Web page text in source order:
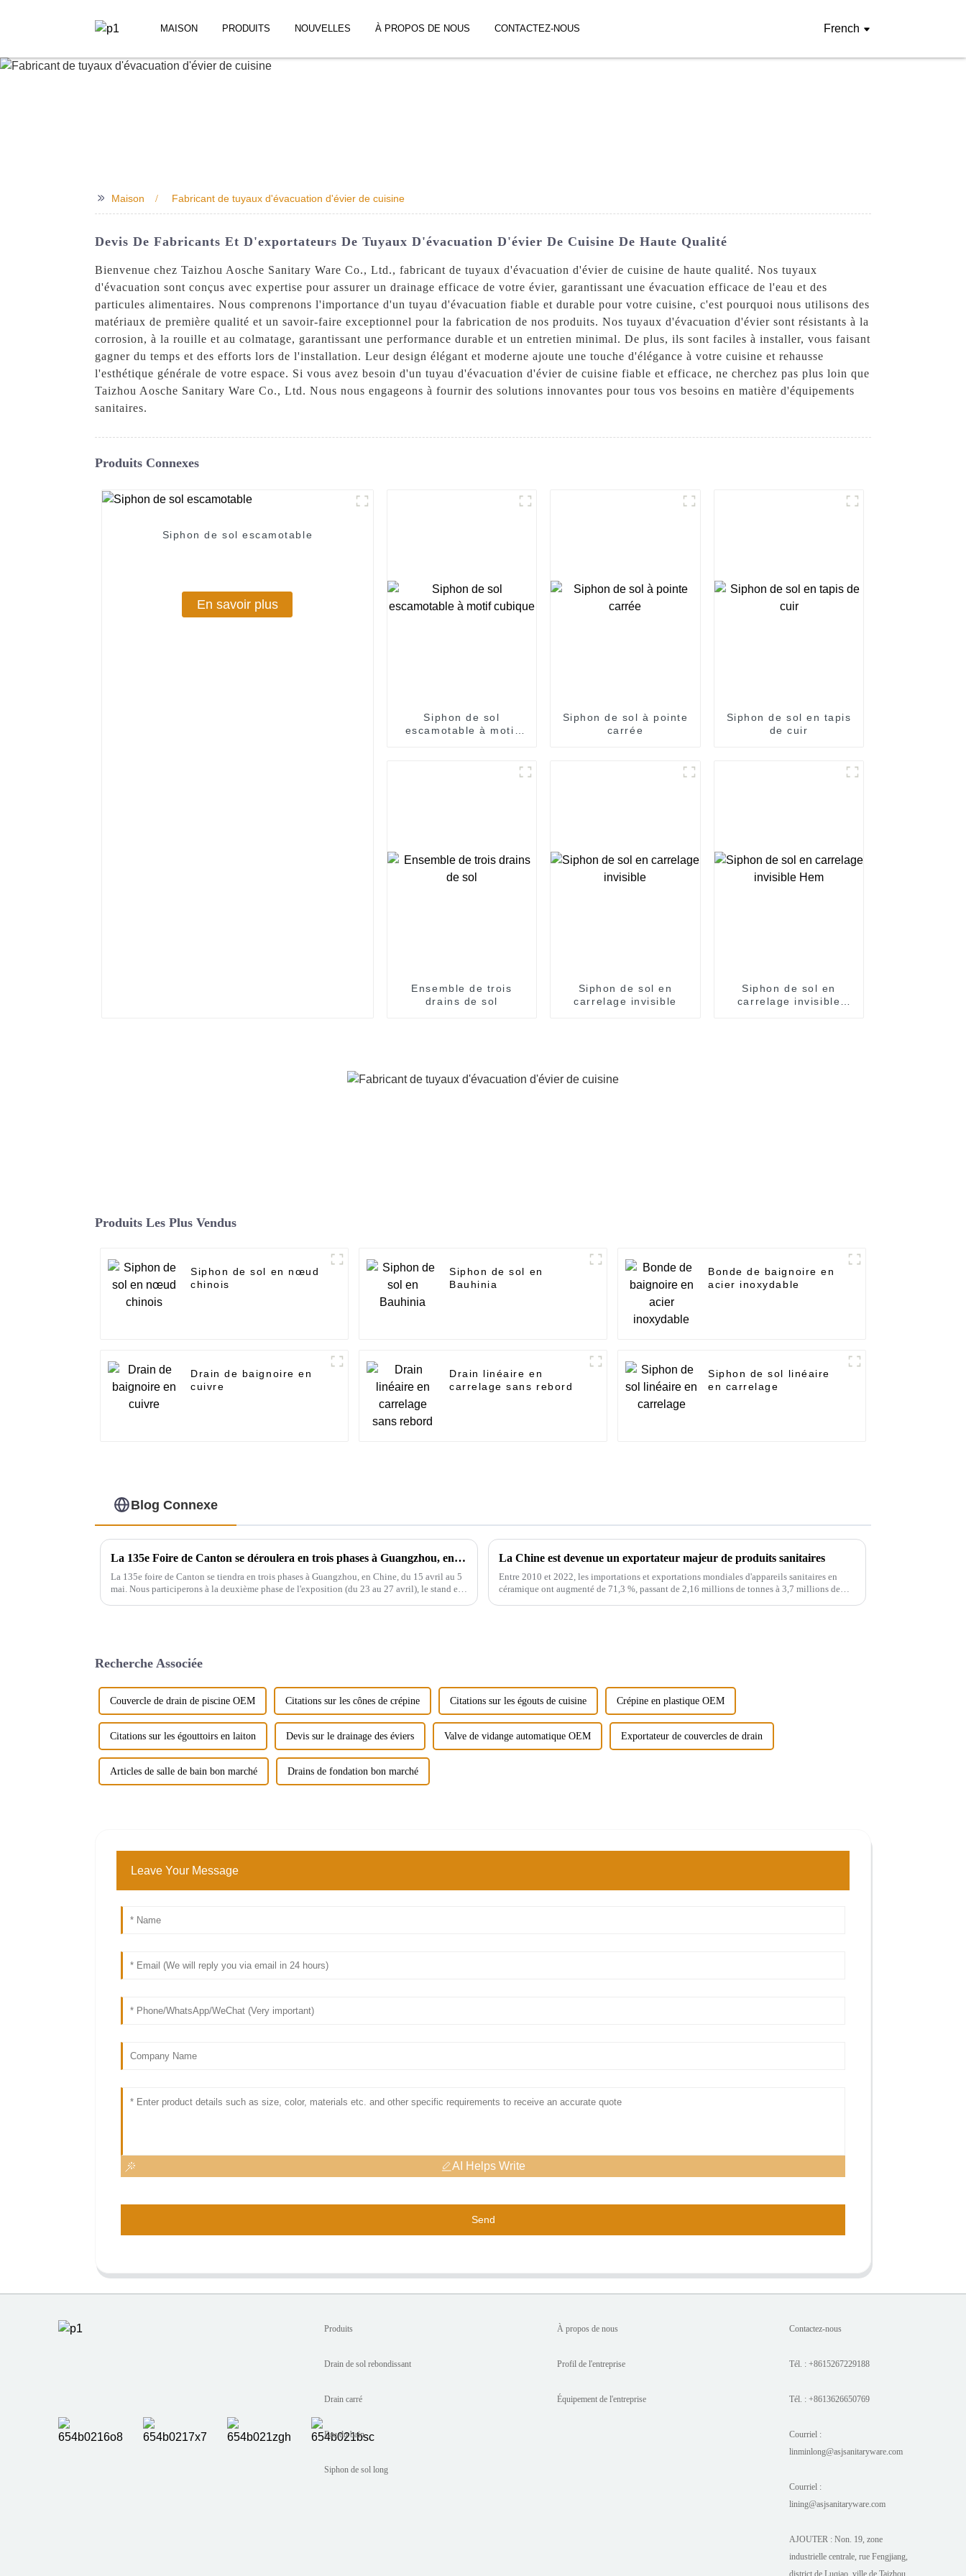
MAISON PRODUITS NOUVELLES À PROPOS DE NOUS CONTACTEZ-NOUS French
>> Maison Fabricant de tuyaux d'évacuation d'évier de cuisine
Devis De Fabricants Et D'exportateurs De Tuyaux D'évacuation D'évier De Cuisine De Haute Qualité
Bienvenue chez Taizhou Aosche Sanitary Ware Co., Ltd., fabricant de tuyaux d'évacuation d'évier de cuisine de haute qualité. Nos tuyaux
d'évacuation sont conçus avec expertise pour assurer un drainage efficace de votre évier, garantissant une évacuation efficace de l'eau et des
particules alimentaires. Nous comprenons l'importance d'un tuyau d'évacuation fiable et durable pour votre cuisine, c'est pourquoi nous utilisons des
matériaux de première qualité et un savoir-faire exceptionnel pour la fabrication de nos produits. Nos tuyaux d'évacuation d'évier sont résistants à la
corrosion, à la rouille et au colmatage, garantissant une performance durable et un entretien minimal. De plus, ils sont faciles à installer, vous faisant
gagner du temps et des efforts lors de l'installation. Leur design élégant et moderne ajoute une touche d'élégance à votre cuisine et rehausse
l'esthétique générale de votre espace. Si vous avez besoin d'un tuyau d'évacuation d'évier de cuisine fiable et efficace, ne cherchez pas plus loin que
Taizhou Aosche Sanitary Ware Co., Ltd. Nous nous engageons à fournir des solutions innovantes pour tous vos besoins en matière d'équipements
sanitaires.
Produits Connexes
Siphon de sol escamotable
En savoir plus
Siphon de sol
escamotable à motif
Siphon de sol à pointe
carrée
Siphon de sol en tapis
de cuir
Ensemble de trois
drains de sol
Siphon de sol en
carrelage invisible
Siphon de sol en
carrelage invisible
Produits Les Plus Vendus
Siphon de sol en nœud
chinois
Siphon de sol en
Bauhinia
Bonde de baignoire en
acier inoxydable
Drain de baignoire en
cuivre
Drain linéaire en
carrelage sans rebord
Siphon de sol linéaire
en carrelage
Blog Connexe
La 135e Foire de Canton se déroulera en trois phases à Guangzhou, en Chine, du 15 avril au 5 mai.
La 135e foire de Canton se tiendra en trois phases à Guangzhou, en Chine, du 15 avril au 5
mai. Nous participerons à la deuxième phase de l'exposition (du 23 au 27 avril), le stand est
La Chine est devenue un exportateur majeur de produits sanitaires
Entre 2010 et 2022, les importations et exportations mondiales d'appareils sanitaires en
céramique ont augmenté de 71,3 %, passant de 2,16 millions de tonnes à 3,7 millions de
Recherche Associée
Couvercle de drain de piscine OEM Citations sur les cônes de crépine Citations sur les égouts de cuisine Crépine en plastique OEM
Citations sur les égouttoirs en laiton Devis sur le drainage des éviers Valve de vidange automatique OEM Exportateur de couvercles de drain
Articles de salle de bain bon marché Drains de fondation bon marché
Leave Your Message
AI Helps Write
Send
Produits
Drain de sol rebondissant
Drain carré
Eau du bain
Siphon de sol long
À propos de nous
Profil de l'entreprise
Équipement de l'entreprise
Contactez-nous
Tél. : +8615267229188
Tél. : +8613626650769
Courriel :
linminlong@asjsanitaryware.com
Courriel :
lining@asjsanitaryware.com
AJOUTER : Non. 19, zone
industrielle centrale, rue Fengjiang,
district de Luqiao, ville de Taizhou,